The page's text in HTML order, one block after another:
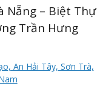
Nẵng – Biệt Thự
Trần Hưng
An Hải Tây, Sơn Trà,